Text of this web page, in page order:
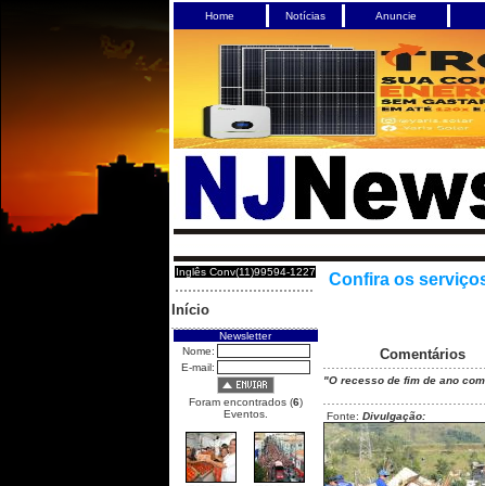
Home Notícias Anuncie
Inglês Conv(11)99594-1227
Início
Newsletter
Nome:
E-mail:
Foram encontrados (6)
Eventos.
Confira os
Comentários
"O recesso de fim de ano
Fonte: Divulgação: